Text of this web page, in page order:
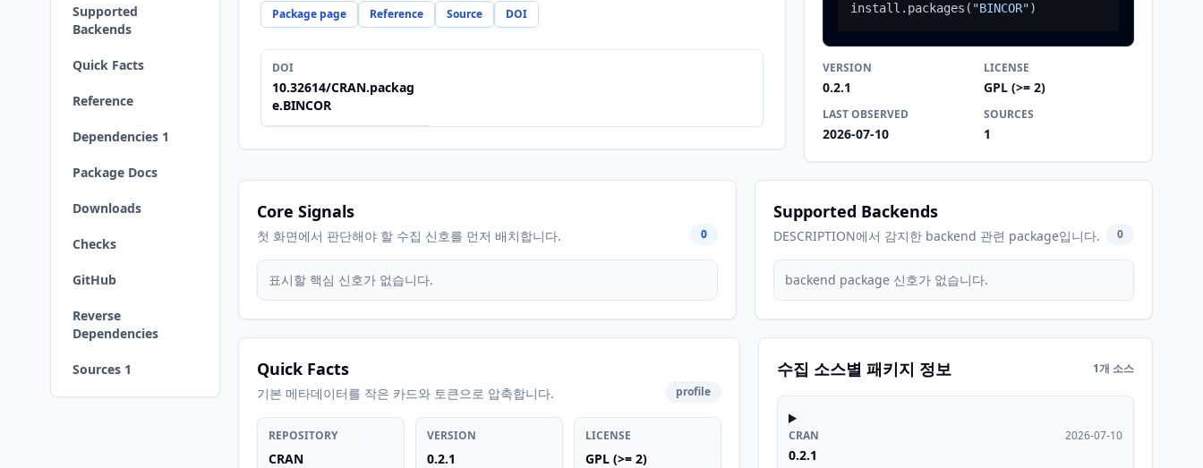
Supported
Backends
Quick Facts
Reference
Dependencies 1
Package Docs
Downloads
Checks
GitHub
Reverse
Dependencies
Sources 1
Package page Reference Source DOI
DOI
10.32614/CRAN.packag
e.BINCOR
install.packages ( "BINCOR")
VERSION
0.2.1
LICENSE
GPL (>= 2)
LAST OBSERVED
2026-07-10
SOURCES
1
Core Signals
첫 화면에서 판단해야 할 수집 신호를 먼저 배치합니다. 0
표시할 핵심 신호가 없습니다.
Supported Backends
DESCRIPTION에서 감지한 backend 관련 package입니다. 0
backend package 신호가 없습니다.
Quick Facts
기본 메타데이터를 작은 카드와 토큰으로 압축합니다. profile
REPOSITORY
CRAN
VERSION
0.2.1
LICENSE
GPL (>= 2)
수집 소스별 패키지 정보 1개 소스
CRAN
0.2.1
2026-07-10